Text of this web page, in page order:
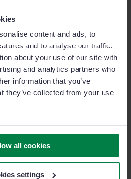
content and ads, to
and to analyse our traffic.
about your use of our site with
and analytics partners who
information that you’ve
they’ve collected from your use
all cookies
settings
Impara a conoscere il tuo
per la capacità di
chi è il miglior prospect (o
alcuni consigli per farlo!